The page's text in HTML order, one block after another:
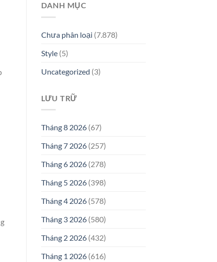
DANH MỤC
Chưa phân loại (7.878)
Style(5)
Uncategorized (3)
LƯU TRỮ
Tháng 8 2026(67)
Tháng 7 2026(257)
Tháng 6 2026(278)
Tháng 5 2026(398)
Tháng 4 2026(578)
Tháng 3 2026(580)
Tháng 2 2026(432)
Tháng 1 2026(616)